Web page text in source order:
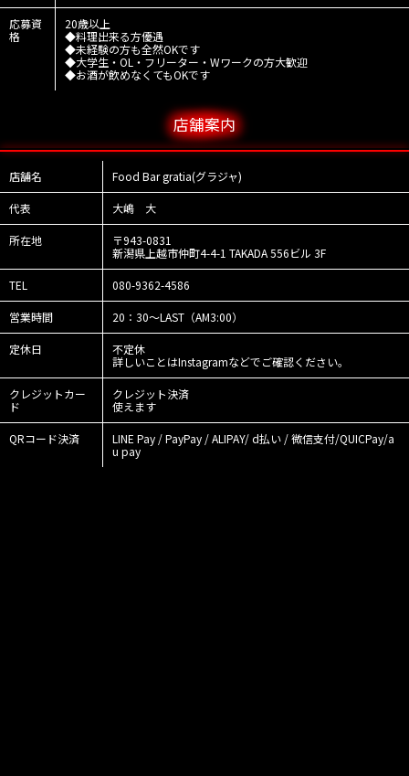
応募資
格
20歳以上
◆料理出来る方優遇
◆未経験の方も全然OKです
◆大学生・OL・フリーター・Wワークの方大歓迎
◆お酒が飲めなくてもOKです
店舗案内
店舗名 Food Bar gratia(グラジャ)
代表 大嶋 大
所在地
〒943-0831
新潟県上越市仲町4-4-1 TAKADA 556ビル 3F
TEL 080-9362-4586
営業時間 20：30～LAST（AM3:00）
定休日
不定休
詳しいことはInstagramなどでご確認ください。
クレジットカー
ド
クレジット決済
使えます
QRコード決済
LINE Pay / PayPay / ALIPAY/ d払い / 微信支付/QUICPay/a
u pay